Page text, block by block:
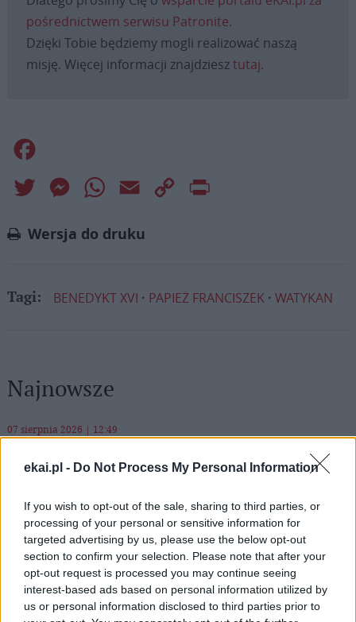
ekai.pl - Do Not Process My Personal Information
If you wish to opt-out of the sale, sharing to third parties, or
processing of your personal or sensitive information for
targeted advertising by us, please use the below opt-out
section to confirm your selection. Please note that after your
opt-out request is processed you may continue seeing
interest-based ads based on personal information utilized by
us or personal information disclosed to third parties prior to
pośrednictwem serwisu Patronite.
Dzięki Tobie będziemy mogli realizować naszą
misję. Więcej informacji znajdziesztutaj.
Twitter MessengerWhatsApp
Email
Copy
Wersja do druku
Tagi: BENEDYKT XVI PAPIEŻ FRANCISZEK WATYKAN
Najnowsze
07 sierpnia 2026 | 12:49
Rosji
Watykan: opublikowano program wizyty Leona XIV we Francji
07 sierpnia 2026 | 11:43
Przeor Jasnej Góry: „W pieszym pielgrzymowaniu jest coś
niezwykłego”
07 sierpnia 2026 | 11:29